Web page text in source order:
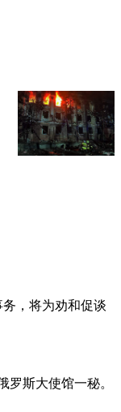
，将为劝和促谈
罗斯大使馆一秘。